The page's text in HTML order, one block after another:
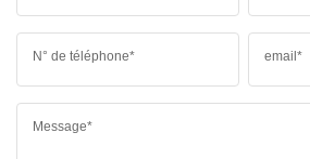
N° de téléphone* email*
Message*